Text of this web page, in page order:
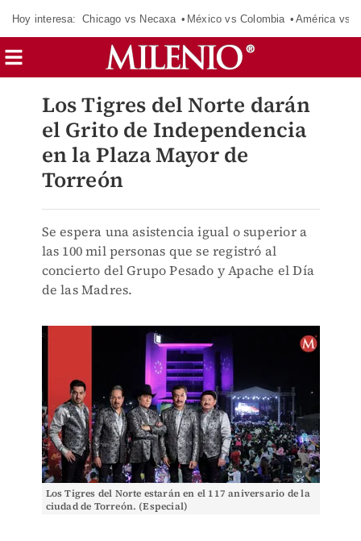
Hoy interesa: Chicago vs Necaxa México vs Colombia América vs
Los Tigres del Norte darán
el Grito de Independencia
en la Plaza Mayor de
Torreón
Se espera una asistencia igual o superior a
las 100 mil personas que se registró al
concierto del Grupo Pesado y Apache el Día
de las Madres.
Los Tigres del Norte estarán en el 117 aniversario de la
ciudad de Torreón. (Especial)